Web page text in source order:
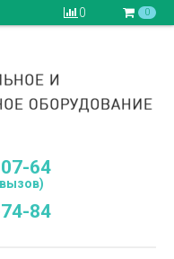
0 0
64
84